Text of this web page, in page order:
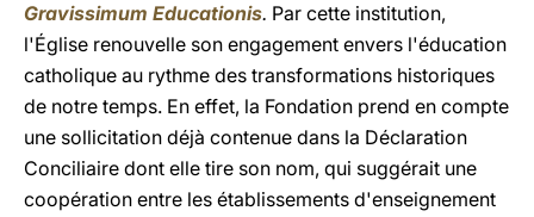
Gravissimum Educationis. Par cette institution,
l'Église renouvelle son engagement envers l'éducation
catholique au rythme des transformations historiques
de notre temps. En effet, la Fondation prend en compte
une sollicitation déjà contenue dans la Déclaration
Conciliaire dont elle tire son nom, qui suggérait une
coopération entre les établissements d'enseignement